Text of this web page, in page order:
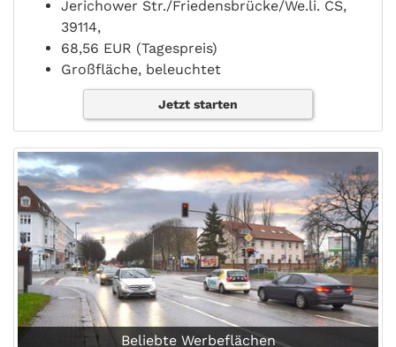
Jerichower Str./Friedensbrücke/We.li. CS,
39114,
68,56 EUR (Tagespreis)
Großfläche, beleuchtet
Jetzt starten
Beliebte Werbeflächen